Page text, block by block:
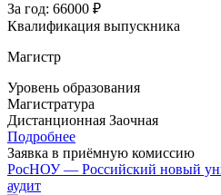
За год: 66000 ₽
Квалификация выпускника
Магистр
Уровень образования
Магистратура
Дистанционная Заочная
Подробнее
Заявка в приёмную комиссию
РосНОУ — Российский новый
аудит